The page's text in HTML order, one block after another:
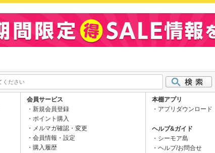
会員サービス
新規会員登録
ポイント購入
メルマガ確認・変更
会員情報・設定
購入履歴
本棚アプリ
アプリダウンロード
ヘルプ&ガイド
シーモア島
ヘルプ/お問合せ